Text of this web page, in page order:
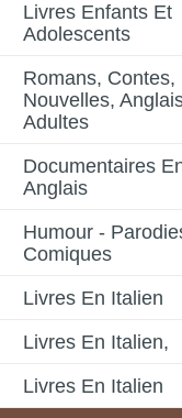
Livres Enfants Et
Adolescents
Romans, Contes,
Nouvelles,
Adultes
Documentaires
Anglais
Humour -
Comiques
Livres En Italien
Livres En Italien,
Livres En Italien